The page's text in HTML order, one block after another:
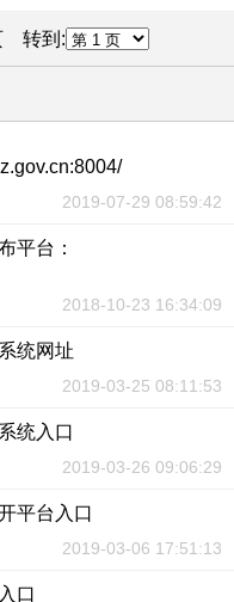
转到:
2019-07-29 08:59:42
平台：
2018-10-23 16:34:09
统网址
2019-03-25 08:11:53
统入口
2019-03-26 09:06:29
平台入口
2019-03-06 17:51:13
口